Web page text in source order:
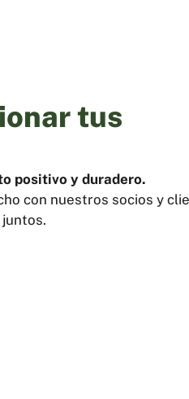
tus
positivo y duradero.
con nuestros socios y